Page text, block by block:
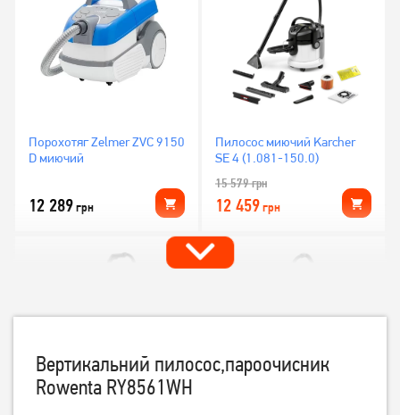
Порохотяг Zelmer ZVC 9150
D миючий
12 289грн
Пилосос миючий Karcher
SE 4 (1.081-150.0)
15 579грн
12 459грн
Вертикальний пилосос,пароочисник
Rowenta RY8561WH